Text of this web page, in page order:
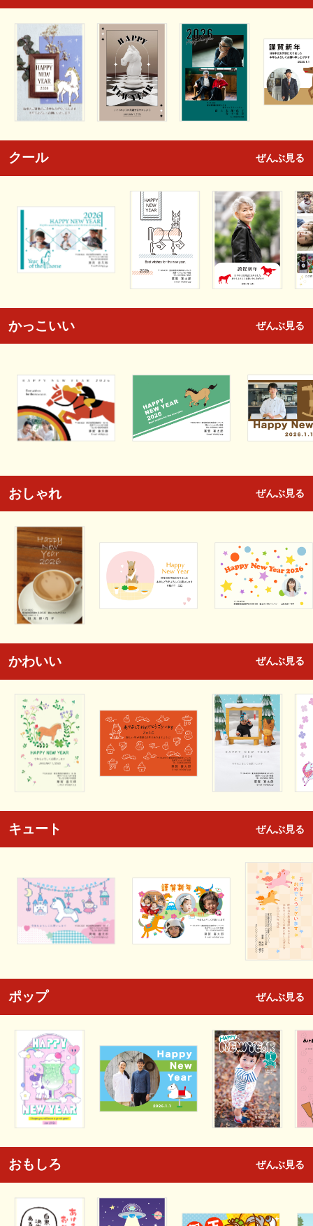
クール ぜんぶ見る
かっこいい ぜんぶ見る
おしゃれ ぜんぶ見る
かわいい ぜんぶ見る
キュート ぜんぶ見る
ポップ ぜんぶ見る
おもしろ ぜんぶ見る